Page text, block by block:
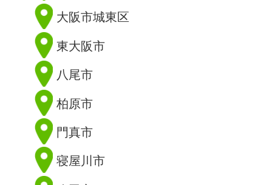
大阪市城東区
東大阪市
八尾市
柏原市
門真市
寝屋川市